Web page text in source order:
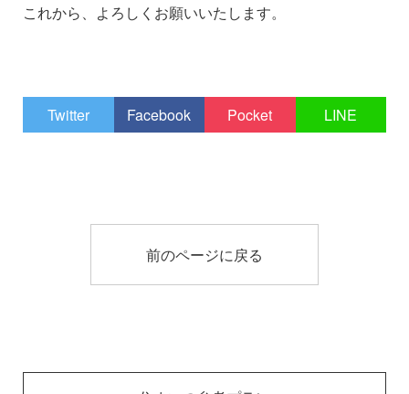
これから、よろしくお願いいたします。
Twitter Facebook Pocket LINE
前のページに戻る